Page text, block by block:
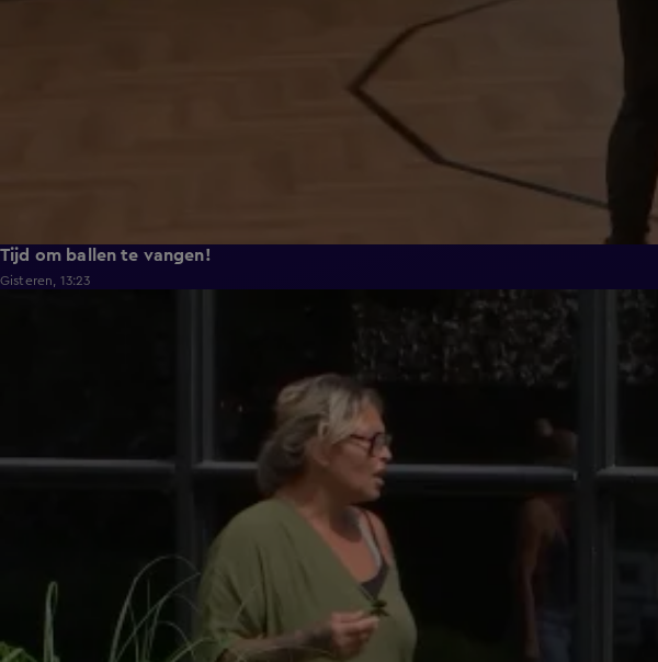
Tijd om ballen te vangen!
Gisteren, 13:23